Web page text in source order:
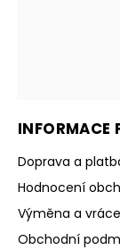
INFORMACE
Doprava a
Hodnocení
Výměna a
Obchodní